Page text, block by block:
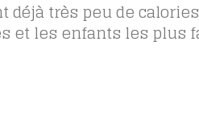
très peu de
et les enfants les plus